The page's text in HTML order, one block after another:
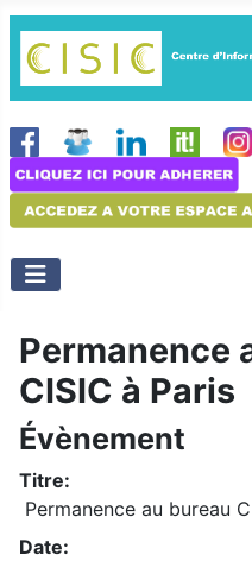
Permanence
CISIC à Paris
Évènement
Titre:
Permanence au bureau
Date: